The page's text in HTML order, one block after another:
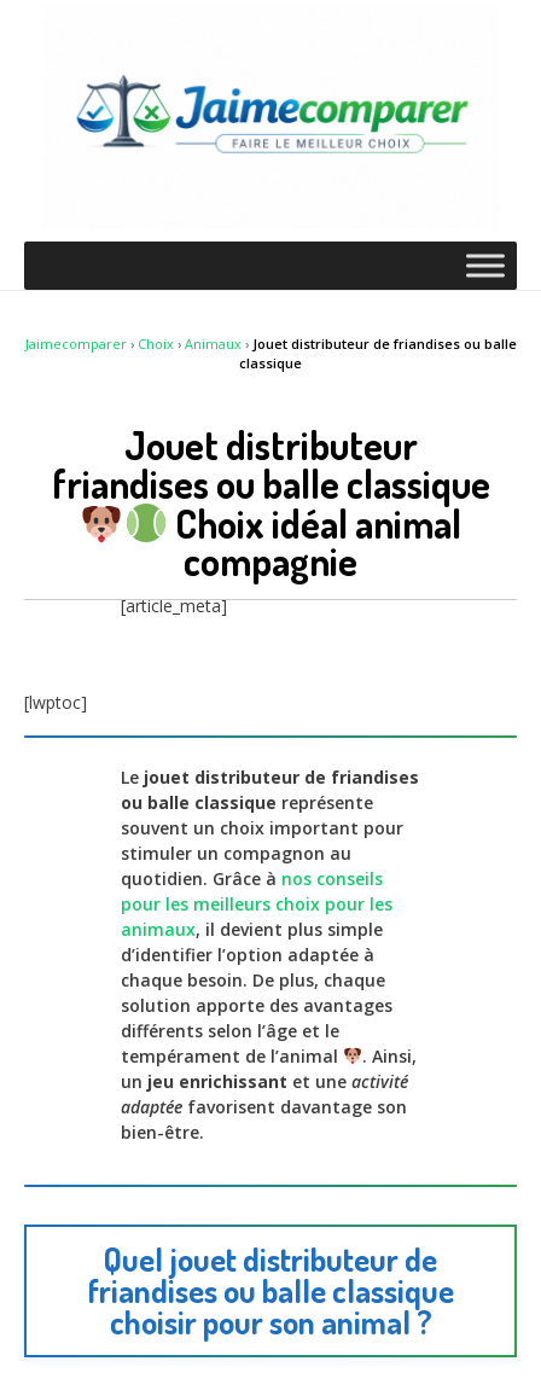
Jaimecomparer› Choix› Animaux› Jouet distributeur de friandises ou balle
classique
Jouet distributeur
friandises ou balle classique
Choix idéal animal
compagnie
[article_meta]
[lwptoc]
Le jouet distributeur de friandises
ou balle classique représente
souvent un choix important pour
stimuler un compagnon au
quotidien. Grâce à nos conseils
pour les meilleurs choix pour les
animaux, il devient plus simple
d’identifier l’option adaptée à
chaque besoin. De plus, chaque
solution apporte des avantages
différents selon l’âge et le
tempérament de l’animal
. Ainsi,
un jeu enrichissant et une activité
adaptée favorisent davantage son
bien-être.
Quel jouet distributeur de
friandises ou balle classique
choisir pour son animal ?